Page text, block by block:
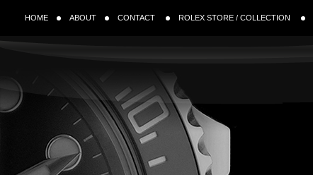
HOME ABOUT CONTACT ROLEX STORE / COLLECTION